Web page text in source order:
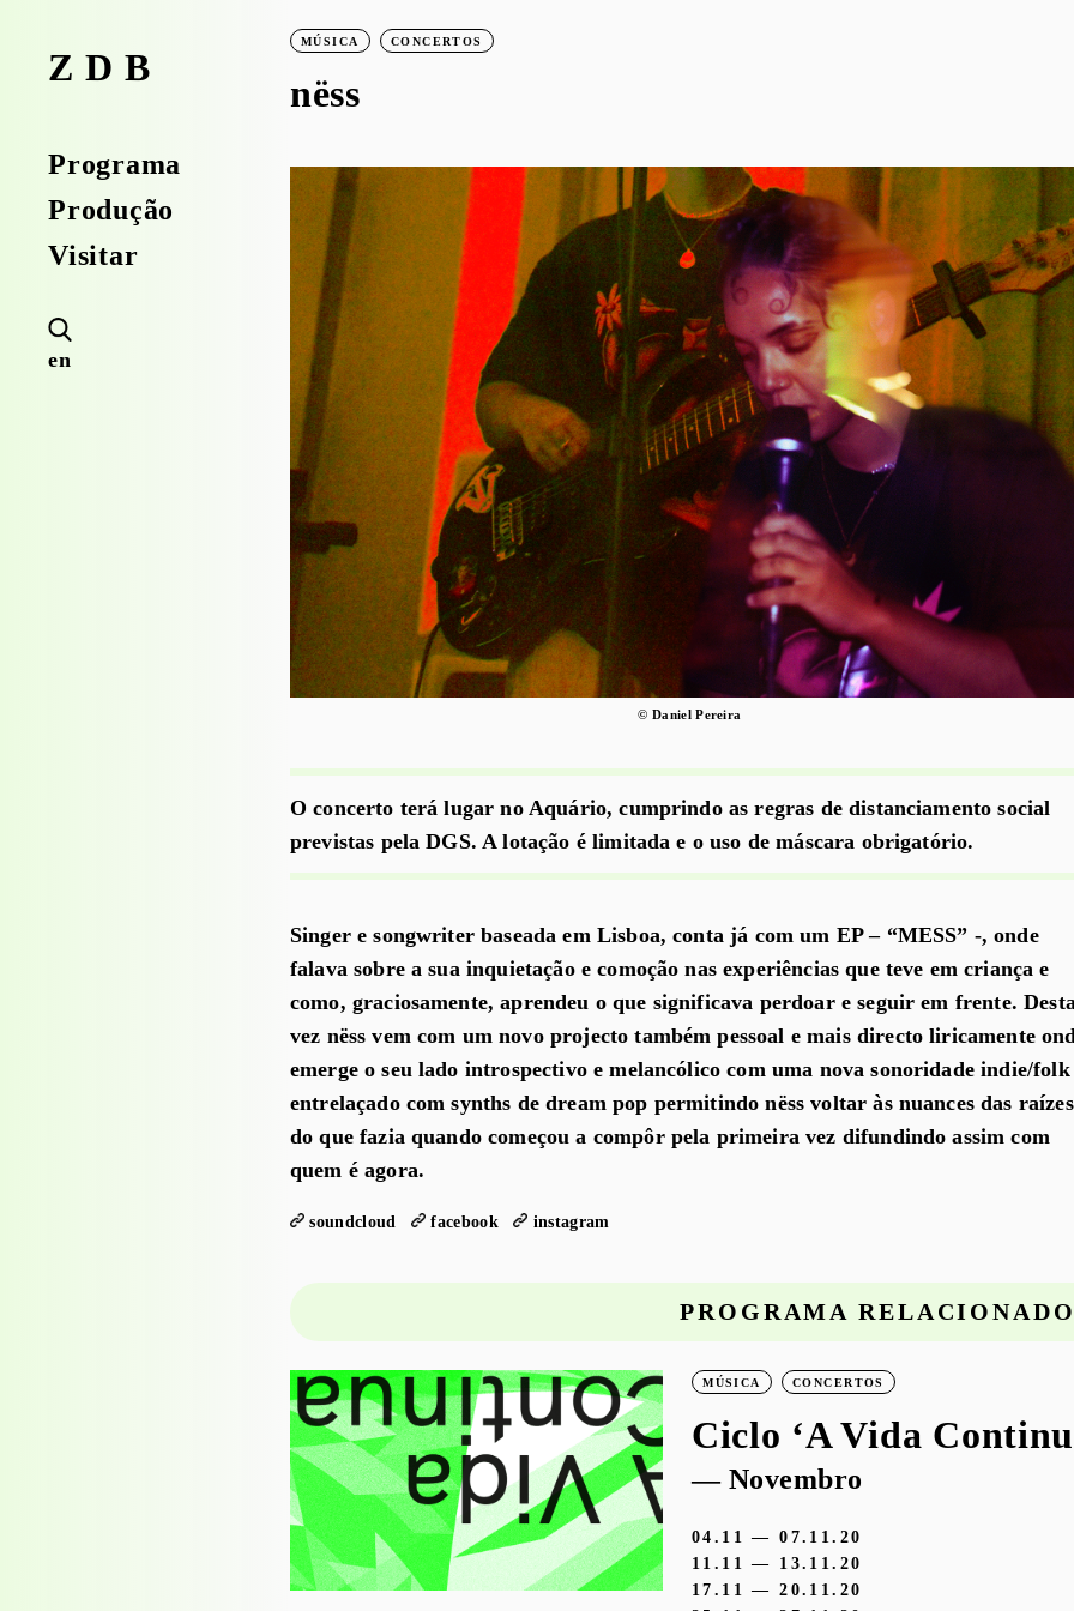
ZDB
Programa
Produção
Visitar
en
MÚSICA CONCERTOS
nëss
© Daniel Pereira
O concerto terá lugar no Aquário, cumprindo as regras de distanciamento social
previstas pela DGS. A lotação é limitada e o uso de máscara obrigatório.
Singer e songwriter baseada em Lisboa, conta já com um EP – “MESS” -, onde
falava sobre a sua inquietação e comoção nas experiências que teve em criança e
como, graciosamente, aprendeu o que significava perdoar e seguir em frente.
vez nëss vem com um novo projecto também pessoal e mais directo liricamente
emerge o seu lado introspectivo e melancólico com uma nova sonoridade indie/folk
entrelaçado com synths de dream pop permitindo nëss voltar às nuances das raízes
do que fazia quando começou a compôr pela primeira vez difundindo assim com
quem é agora.
soundcloud facebook instagram
PROGRAMA
MÚSICA CONCERTOS
Ciclo ‘A Vida
— Novembro
04.11 — 07.11.20
11.11 — 13.11.20
17.11 — 20.11.20